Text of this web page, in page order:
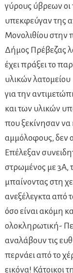
γύρους ύβρεων οι
υπεκφεύγαν της
Μονολιθίου στην
Δήμος Πρέβεζας
έχει πράξει το
υλικών
για την
και των υλικών
που ξεκίνησαν
αμμόλοφους, δεν
Επέλεξαν
στρωμένος με 3Α,
μπαίνοντας στη
ανεξέλεγκτα από
όσο είναι ακόμη
ολοκληρωτική-
αναλάβουν τις
περνάει από το
εικόνα! Κάτοικοι